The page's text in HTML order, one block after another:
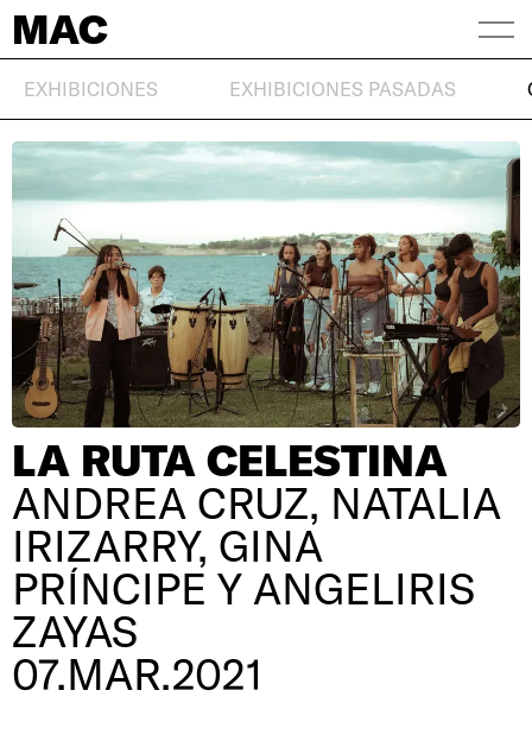
MAC
EXHIBICIONES EXHIBICIONES PASADAS
LA RUTA CELESTINA
ANDREA CRUZ, NATALIA
IRIZARRY, GINA
PRÍNCIPE Y ANGELIRIS
ZAYAS
07.MAR.2021